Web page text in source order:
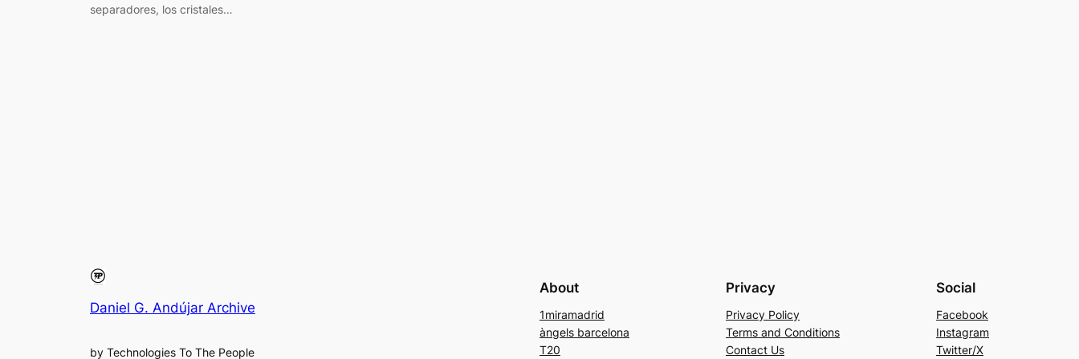
separadores, los cristales…
Daniel G. Andújar Archive
by Technologies To The People
About
1miramadrid
àngels barcelona
T20
Privacy
Privacy Policy
Terms and Conditions
Contact Us
Social
Facebook
Instagram
Twitter/X